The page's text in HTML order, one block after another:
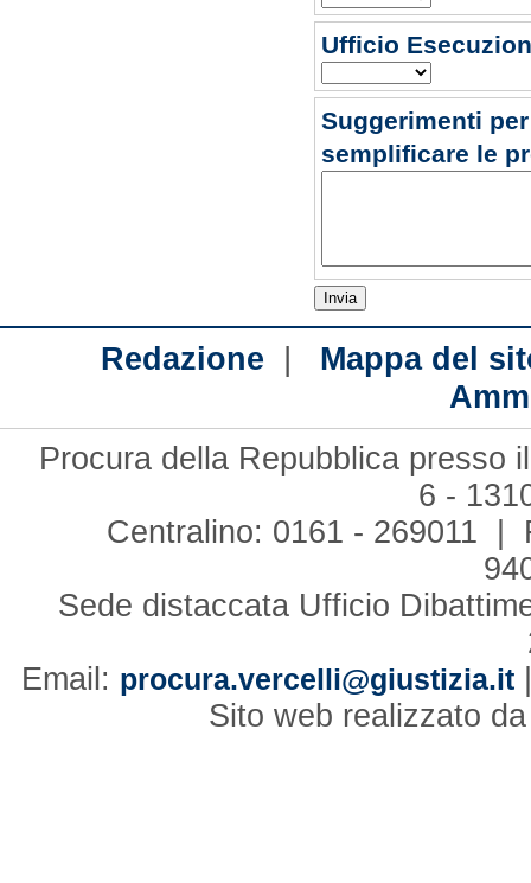
Ufficio
Suggerimenti
semplificare le
Redazione | Mappa del
Procura della Repubblica presso
6 -
Centralino: 0161 - 269011 |
Sede distaccata Ufficio
Email: procura.vercelli@giustizia.it|
Sito web realizzato